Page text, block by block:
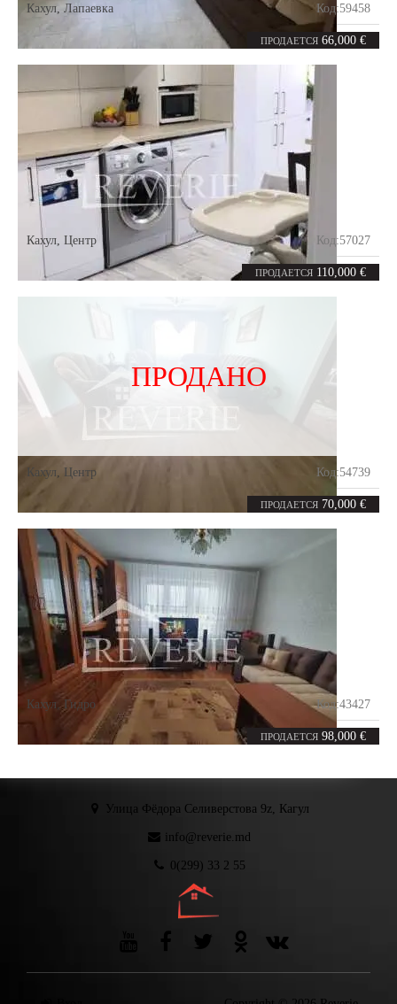
ПРОДАЕТСЯ 66,000 €
Кахул Лапаевка Код:59458
ПРОДАЕТСЯ 110,000 €
Кахул Центр Код:57027
3 комнаты 69m²
ПРОДАНО
ПРОДАЕТСЯ 70,000 €
Кахул Центр Код:54739
ПРОДАЕТСЯ 98,000 €
Кахул , Гидро Код:43427
3комнаты 69.9 m²
Улица Фёдора Селиверстова 9z, Кагул
info@reverie.md
0(299) 33 2 55